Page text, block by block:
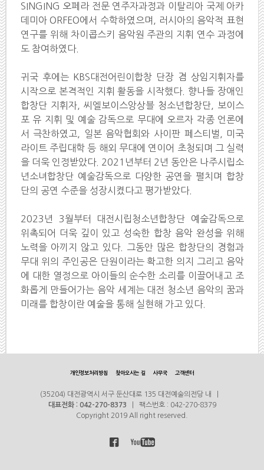
SINGING 오페라 전문 연주자과정과 이탈리아 국제 아카
데미아 ORFEO에서 수학하였으며, 러시아의 음악적 표현
연구를 위해 차이콥스키 음악원 주관의 지휘 연수 과정에
도 참여하였다.
귀국 후에는 KBS대전어린이합창 단장 겸 상임지휘자를
시작으로 본격적인 지휘 활동을 시작했다. 향나들 장애인
합창단 지휘자, 씨엘보이스앙상블 청소년합창단, 보이스
포 유 지휘 및 예술 감독으로 무대에 오르자 각종 언론에
서 극찬하였고, 일본 음악협회와 사이판 페스티벌, 미국
라이트 주립대학 등 해외 무대에 연이어 초청되며 그 실력
을 더욱 인정받았다. 2021년부터 2년 동안은 나주시립소
년소녀합창단 예술감독으로 다양한 공연을 펼치며 합창
단의 공연 수준을 성장시켰다고 평가받았다.
2023년 3월부터 대전시립청소년합창단 예술감독으로
위촉되어 더욱 깊이 있고 성숙한 합창 음악 완성을 위해
노력을 아끼지 않고 있다. 그동안 많은 합창단의 경험과
무대 위의 주인공은 단원이라는 확고한 의지 그리고 음악
에 대한 열정으로 아이들의 순수한 소리를 이끌어내고 조
화롭게 만들어가는 음악 세계는 대전 청소년 음악의 꿈과
미래를 합창이란 예술을 통해 실현해 가고 있다.
개인정보처리방침 찾아오시는 길 사무국 고객센터
(35204) 대전광역시 서구 둔산대로 135 대전예술의전당 내 |
대표전화 : 042-270-8373 | 팩스번호 : 042-270-8379
Copyright 2019 All right reserved.